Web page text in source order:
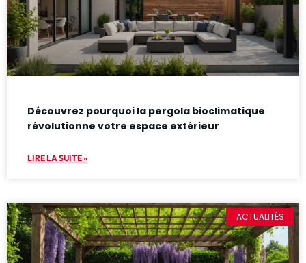
Découvrez pourquoi la pergola bioclimatique
révolutionne votre espace extérieur
LIRE LA SUITE »
ACTUALITÉS